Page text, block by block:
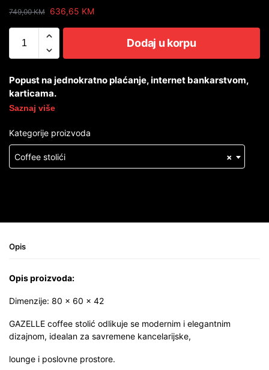
749,00KM 636,65 KM
Dodaj u korpu
Popust na jednokratno plaćanje, internet bankarstvom,
karticama.
Saznaj više
Kategorije proizvoda
×
Coffee stolići
Opis
Opis proizvoda:
Dimenzije: 80 x 60 x 42
GAZELLE coffee stolić odlikuje se modernim i elegantnim
dizajnom, idealan za savremene kancelarijske,
lounge i poslovne prostore.